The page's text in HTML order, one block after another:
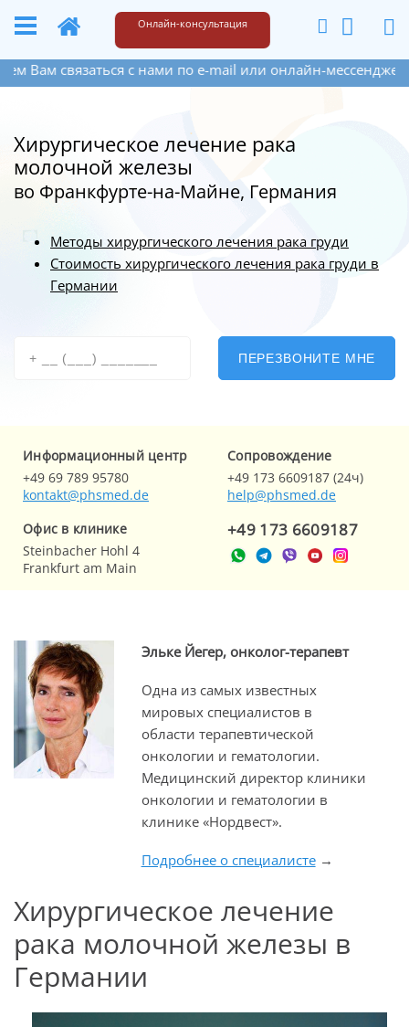
+49 173 6609187 Написать
Онлайн-консультация
с нами по e-mail или онлайн-мессенджера на
Хирургическое лечение рака
молочной железы
во Франкфурте-на-Майне, Германия
Методы хирургического лечения рака груди
Стоимость хирургического лечения рака груди в
Германии
ПЕРЕЗВОНИТЕ МНЕ
Информационный центр
+49 69 789 95780
kontakt@phsmed.de
Cопровождение
+49 173 6609187 (24ч)
help@phsmed.de
Офис в клинике
Steinbacher Hohl 4
Frankfurt am Main
+49 173 6609187
Эльке Йегер, онколог-терапевт
Одна из самых известных
мировых специалистов в
области терапевтической
онкологии и гематологии.
Медицинский директор клиники
онкологии и гематологии в
клинике «Нордвест».
Подробнее о специалисте→
Хирургическое лечение
рака молочной железы в
Германии